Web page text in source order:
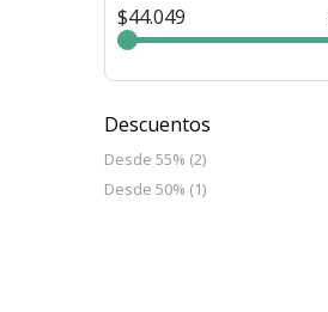
$44.049
Descuentos
Desde 55% (2)
Desde 50% (1)